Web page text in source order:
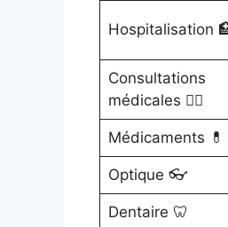
Hospitalisation
Consultations
médicales 👩‍⚕️
Médicaments 💊
Optique 👓
Dentaire 🦷